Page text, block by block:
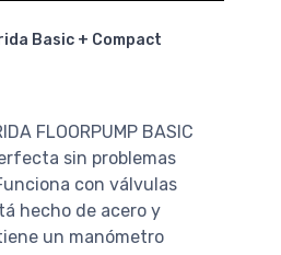
Basic + Compact
FLOORPUMP BASIC
sin problemas
con válvulas
hecho de acero y
un manómetro